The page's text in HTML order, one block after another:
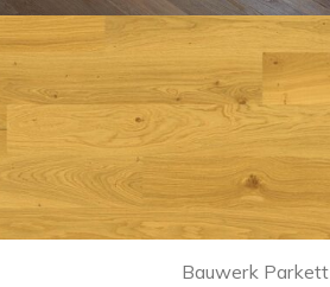
Bauwerk Parkett